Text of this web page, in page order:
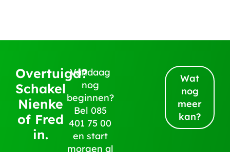
Overtuigd?
Schakel
Nienke
of Fred
in.
Vandaag
nog
beginnen?
Bel 085
401 75 00
en start
morgen al
Wat
nog
meer
kan?